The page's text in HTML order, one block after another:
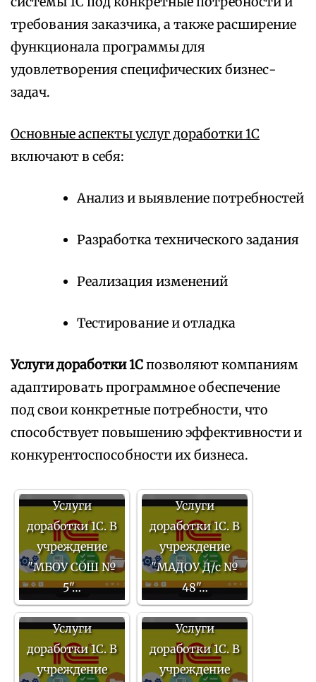
требования заказчика, а также расширение
функционала программы для
удовлетворения специфических бизнес-
задач.
Основные аспекты услуг доработки 1С
включают в себя:
Анализ и выявление потребностей
Разработка технического задания
Реализация изменений
Тестирование и отладка
Услуги доработки 1Спозволяют компаниям
адаптировать программное обеспечение
под свои конкретные потребности, что
способствует повышению эффективности и
конкурентоспособности их бизнеса.
Услуги
доработки 1С. В
учреждение
"МБОУ СОШ №
5"…
Услуги
доработки 1С. В
учреждение
"МАДОУ Д/с №
48"…
Услуги
доработки 1С. В
учреждение
Услуги
доработки 1С. В
учреждение